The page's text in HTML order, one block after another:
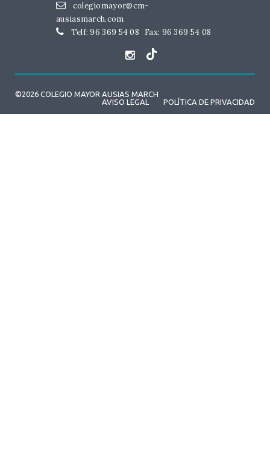
colegiomayor@cm-
ausiasmarch.com
Telf: 96 369 54 08
Fax: 96 369 54 08
©2026 COLEGIO MAYOR AUSIAS MARCH
POLÍTICA DE PRIVACIDAD
AVISO LEGAL